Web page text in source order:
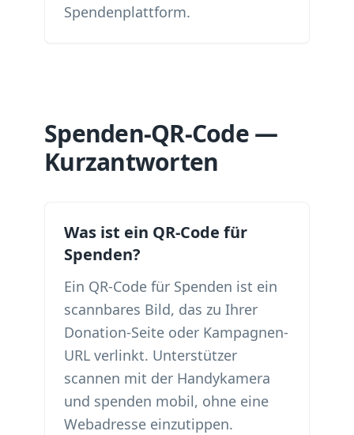
Spendenplattform.
Spenden-QR-Code —
Kurzantworten
Was ist ein QR-Code für
Spenden?
Ein QR-Code für Spenden ist ein
scannbares Bild, das zu Ihrer
Donation-Seite oder Kampagnen-
URL verlinkt. Unterstützer
scannen mit der Handykamera
und spenden mobil, ohne eine
Webadresse einzutippen.